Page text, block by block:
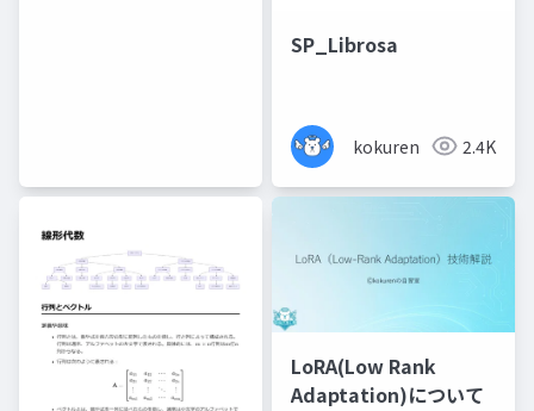
SP_Librosa
kokuren 2.4K
LoRA(Low Rank
Adaptation)について